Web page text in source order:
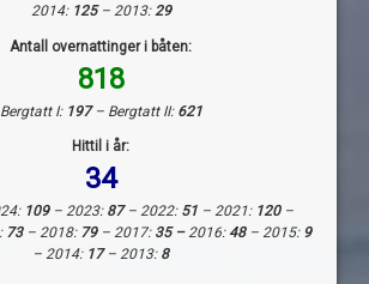
2014: 125– 2013: 29
Antall overnattinger i båten:
818
Bergtatt I: 197– Bergtatt II: 621
Hittil i år:
34
109– 2023: 87– 2022: 51– 2021: 120–
73– 2018: 79– 2017: 35 –2016:48– 2015: 9
– 2014: 17– 2013: 8